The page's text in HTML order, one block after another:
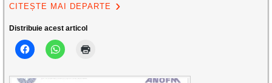
CITEȘTE MAI DEPARTE
Distribuie acest articol